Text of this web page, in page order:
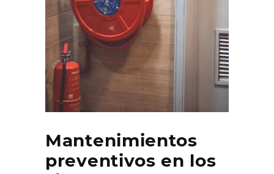
Mantenimientos
preventivos en los